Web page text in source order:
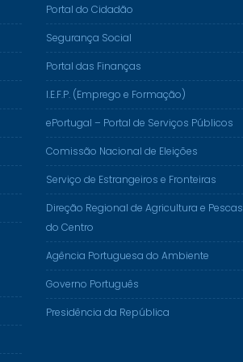
Portal do Cidadão
Segurança Social
Portal das Finanças
I.E.F.P. (Emprego e Formação)
ePortugal – Portal de Serviços Públicos
Comissão Nacional de Eleições
Serviço de Estrangeiros e Fronteiras
Direção Regional de Agricultura e Pescas
do Centro
Agência Portuguesa do Ambiente
Governo Português
Presidência da República